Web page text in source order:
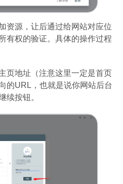
资源，让后通过给网站对应位
有权的验证。具体的操作过程
页地址（注意这里一定是首页
的URL，也就是说你网站后台
续按钮。